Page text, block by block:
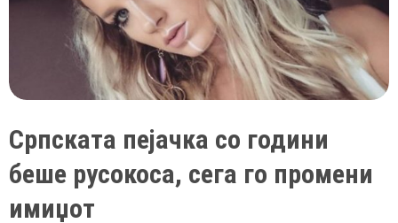
Српската пејачка со години
беше русокоса, сега го промени
имиџот